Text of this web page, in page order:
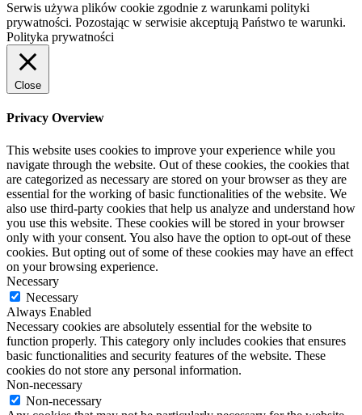
Serwis używa plików cookie zgodnie z warunkami polityki
prywatności. Pozostając w serwisie akceptują Państwo te warunki.
Polityka prywatności
Close
Privacy Overview
This website uses cookies to improve your experience while you
navigate through the website. Out of these cookies, the cookies that
are categorized as necessary are stored on your browser as they are
essential for the working of basic functionalities of the website. We
also use third-party cookies that help us analyze and understand how
you use this website. These cookies will be stored in your browser
only with your consent. You also have the option to opt-out of these
cookies. But opting out of some of these cookies may have an effect
on your browsing experience.
Necessary
Necessary
Always Enabled
Necessary cookies are absolutely essential for the website to
function properly. This category only includes cookies that ensures
basic functionalities and security features of the website. These
cookies do not store any personal information.
Non-necessary
Non-necessary